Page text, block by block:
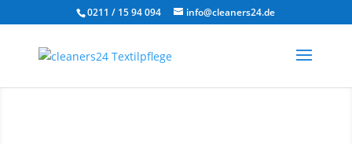
0211 / 15 94 094 info@cleaners24.de